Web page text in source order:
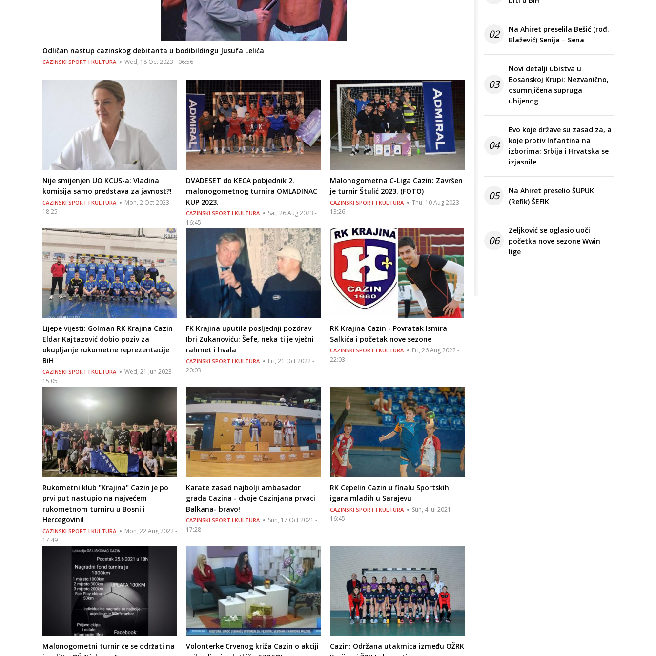
Odličan nastup cazinskog debitanta u bodibildingu Jusufa Lelića
CAZINSKI SPORT I KULTURA Wed, 18 Oct 2023 - 06:56
Nije smijenjen UO KCUS-a: Vladina
komisija samo predstava za javnost?!
CAZINSKI SPORT I KULTURA
Mon, 2 Oct 2023 -
18:25
DVADESET do KECA pobjednik 2.
malonogometnog turnira OMLADINAC
KUP 2023.
CAZINSKI SPORT I KULTURA
Sat, 26 Aug 2023 -
16:45
Malonogometna C-Liga Cazin: Završen
je turnir Štulić 2023. (FOTO)
CAZINSKI SPORT I KULTURA
Thu, 10 Aug 2023 -
13:26
Lijepe vijesti: Golman RK Krajina Cazin
Eldar Kajtazović dobio poziv za
okupljanje rukometne reprezentacije
BiH
CAZINSKI SPORT I KULTURA
Wed, 21 Jun 2023 -
15:05
FK Krajina uputila posljednji pozdrav
Ibri Zukanoviću: Šefe, neka ti je vječni
rahmet i hvala
CAZINSKI SPORT I KULTURA
Fri, 21 Oct 2022 -
20:03
RK Krajina Cazin - Povratak Ismira
Salkića i početak nove sezone
CAZINSKI SPORT I KULTURA
Fri, 26 Aug 2022 -
22:03
Rukometni klub "Krajina" Cazin je po
prvi put nastupio na najvećem
rukometnom turniru u Bosni i
Hercegovini!
CAZINSKI SPORT I KULTURA
Mon, 22 Aug 2022 -
17:49
Karate zasad najbolji ambasador
grada Cazina - dvoje Cazinjana prvaci
Balkana- bravo!
CAZINSKI SPORT I KULTURA
Sun, 17 Oct 2021 -
17:28
RK Cepelin Cazin u finalu Sportskih
igara mladih u Sarajevu
CAZINSKI SPORT I KULTURA
Sun, 4 Jul 2021 -
16:45
Malonogometni turnir će se održati na
Volonterke Crvenog križa Cazin o akciji
Cazin: Održana utakmica između OŽRK
02
Na Ahiret preselila Bešić (rođ.
Blažević) Senija – Sena
03
Novi detalji ubistva u
Bosanskoj Krupi: Nezvanično,
osumnjičena supruga
ubijenog
04
Evo koje države su zasad za, a
koje protiv Infantina na
izborima: Srbija i Hrvatska se
izjasnile
05
Na Ahiret preselio ŠUPUK
(Refik) ŠEFIK
06
Zeljković se oglasio uoči
početka nove sezone Wwin
lige